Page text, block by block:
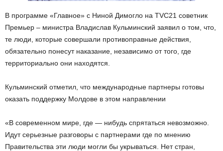
В программе «Главное» с Ниной Димогло на TVC21 советник
Премьер – министра Владислав Кульминский заявил о том, что,
те люди, которые совершали противоправные действия,
обязательно понесут наказание, независимо от того, где
территориально они находятся.
Кульминский отметил, что международные партнеры готовы
оказать поддержку Молдове в этом направлении
«В современном мире, где — нибудь спрятаться невозможно.
Идут серьезные разговоры с партнерами где по мнению
Правительства эти люди могли бы укрываться. Нет стран,